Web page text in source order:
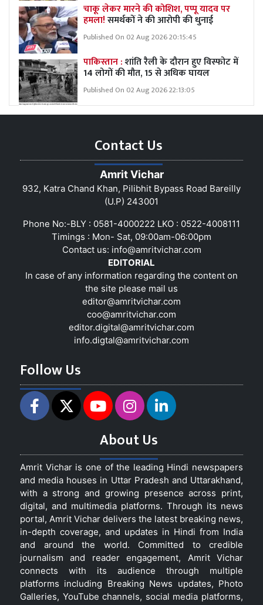
चाकू लेकर मारने की कोशिश, पप्पू यादव पर
हमला!समर्थकों ने की आरोपी की धुनाई
Published On 02 Aug 2026 20:15:45
पाकिस्तान :शांति रैली के दौरान हुए विस्फोट में
14 लोगों की मौत, 15 से अधिक घायल
Published On 02 Aug 2026 22:13:05
Contact Us
Amrit Vichar
932, Katra Chand Khan, Pilibhit Bypass Road Bareilly
(U.P) 243001
Phone No:-BLY : 0581-4000222 LKO : 0522-4008111
Timings : Mon- Sat, 09:00am-06:00pm
Contact us: info@amritvichar.com
EDITORIAL
In case of any information regarding the content on
the site please mail us
editor@amritvichar.com
coo@amritvichar.com
editor.digital@amritvichar.com
info.digtal@amritvichar.com
Follow Us
About Us
Amrit Vichar is one of the leading Hindi newspapers
and media houses in Uttar Pradesh and Uttarakhand,
with a strong and growing presence across print,
digital, and multimedia platforms. Through its news
portal, Amrit Vichar delivers the latest breaking news,
in-depth coverage, and updates in Hindi from India
and around the world. Committed to credible
journalism and reader engagement, Amrit Vichar
connects with its audience through multiple
platforms including Breaking News updates, Photo
Galleries, YouTube channels, social media platforms,